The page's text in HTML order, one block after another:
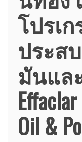
โปรเ
ประส
มันแล
Oil &